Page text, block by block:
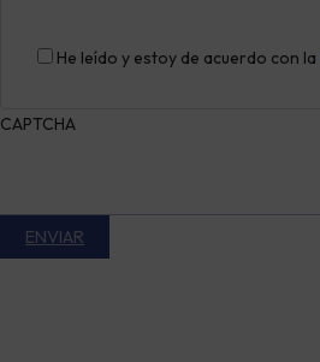
He leído y estoy de acuerdo con la
CAPTCHA